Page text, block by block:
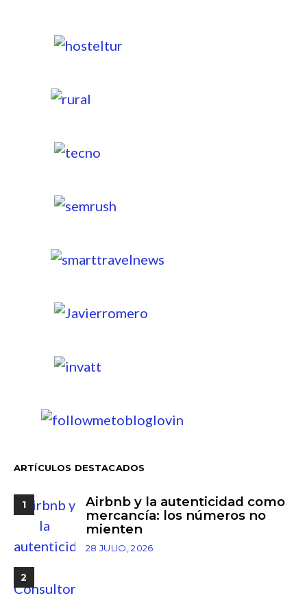
ARTÍCULOS DESTACADOS
1
Airbnb y la autenticidad como
mercancía: los números no
mienten
28 JULIO, 2026
2